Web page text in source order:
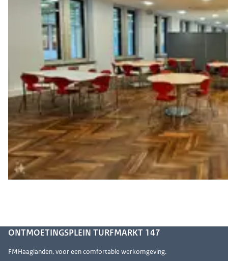
ONTMOETINGSPLEIN TURFMARKT 147
FMHaaglanden, voor een comfortable werkomgeving.